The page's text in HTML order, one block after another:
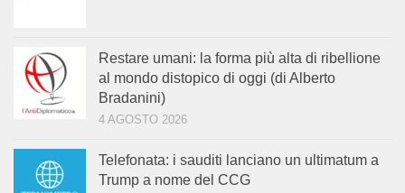
Restare umani: la forma più alta di ribellione
al mondo distopico di oggi (di Alberto
Bradanini)
4 AGOSTO 2026
Telefonata: i sauditi lanciano un ultimatum a
Trump a nome del CCG